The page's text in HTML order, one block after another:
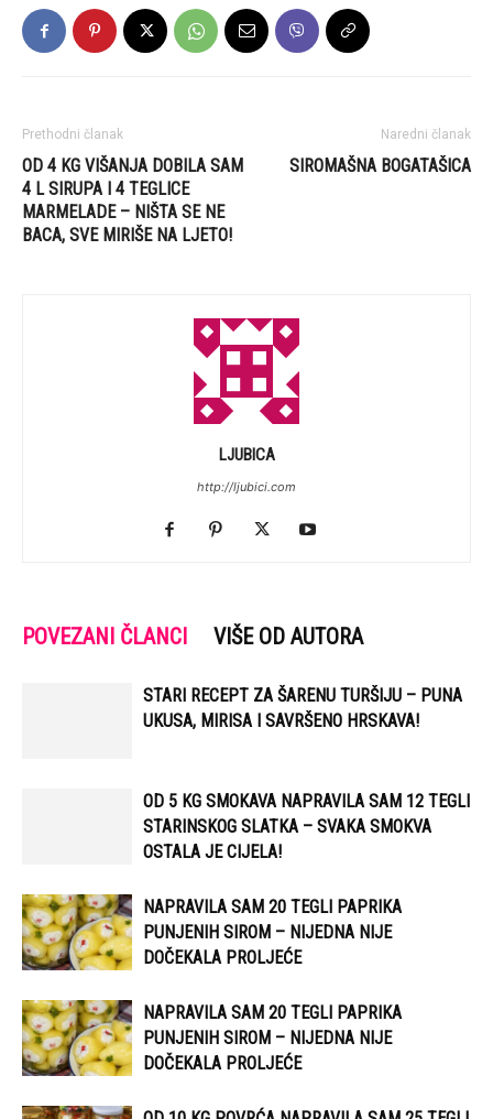
Prethodni članak
OD 4 KG VIŠANJA DOBILA SAM
4 L SIRUPA I 4 TEGLICE
MARMELADE – NIŠTA SE NE
BACA, SVE MIRIŠE NA LJETO!
Naredni članak
SIROMAŠNA BOGATAŠICA
LJUBICA
http://ljubici.com
POVEZANI ČLANCI VIŠE OD AUTORA
STARI RECEPT ZA ŠARENU TURŠIJU – PUNA
UKUSA, MIRISA I SAVRŠENO HRSKAVA!
OD 5 KG SMOKAVA NAPRAVILA SAM 12 TEGLI
STARINSKOG SLATKA – SVAKA SMOKVA
OSTALA JE CIJELA!
NAPRAVILA SAM 20 TEGLI PAPRIKA
PUNJENIH SIROM – NIJEDNA NIJE
DOČEKALA PROLJEĆE
NAPRAVILA SAM 20 TEGLI PAPRIKA
PUNJENIH SIROM – NIJEDNA NIJE
DOČEKALA PROLJEĆE